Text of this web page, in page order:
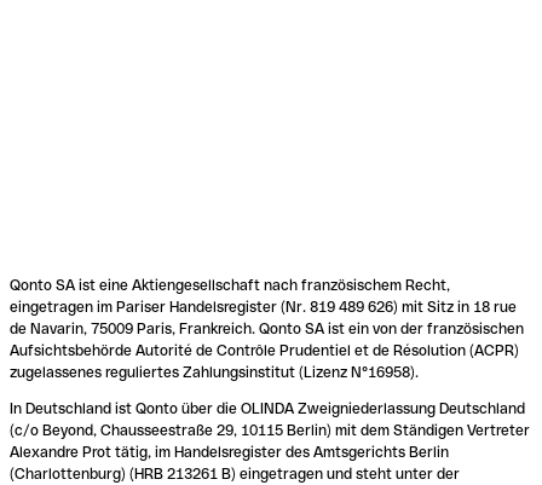
Qonto SA ist eine Aktiengesellschaft nach französischem Recht,
eingetragen im Pariser Handelsregister (Nr. 819 489 626) mit Sitz in 18 rue
de Navarin, 75009 Paris, Frankreich. Qonto SA ist ein von der französischen
Aufsichtsbehörde Autorité de Contrôle Prudentiel et de Résolution (ACPR)
zugelassenes reguliertes Zahlungsinstitut (Lizenz N°16958).
In Deutschland ist Qonto über die OLINDA Zweigniederlassung Deutschland
(c/o Beyond, Chausseestraße 29, 10115 Berlin) mit dem Ständigen Vertreter
Alexandre Prot tätig, im Handelsregister des Amtsgerichts Berlin
(Charlottenburg) (HRB 213261 B) eingetragen und steht unter der